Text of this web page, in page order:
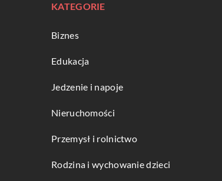
KATEGORIE
Biznes
Edukacja
Jedzenie i napoje
Nieruchomości
Przemysł i rolnictwo
Rodzina i wychowanie dzieci